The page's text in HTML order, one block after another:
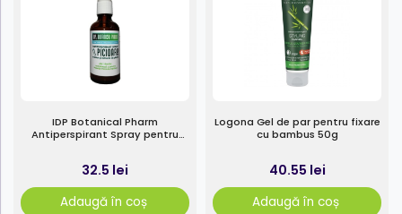
IDP Botanical Pharm
Antiperspirant Spray pentru
32.5 lei
Adaugă în coș
Logona Gel de par pentru fixare
cu bambus 50g
40.55 lei
Adaugă în coș